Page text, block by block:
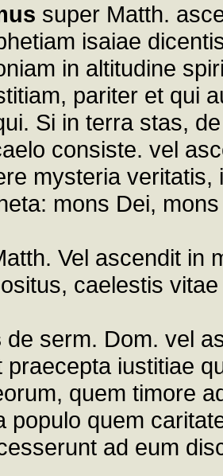
super Matth.
isaiae
in altitudine
pariter et qui
Si in terra stas,
consiste. vel
mysteria
mons Dei,
Vel ascendit in
caelestis
de serm. Dom. vel
praecepta iustitiae
quem timore
populo quem
ad eum